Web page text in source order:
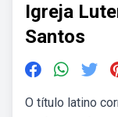
Igreja
Santos
O título latino